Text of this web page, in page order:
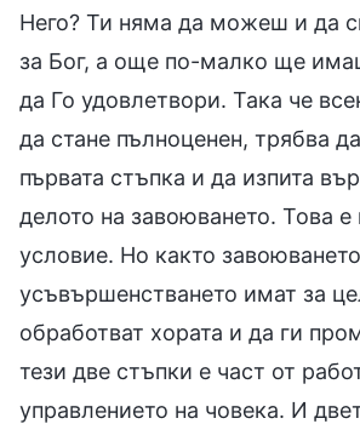
Него? Ти няма да можеш и да
за Бог, а още по-малко ще
да Го удовлетвори. Така че
да стане пълноценен, трябва
първата стъпка и да изпита
делото на завоюването. Това е
условие. Но както
усъвършенстването имат за
обработват хората и да ги
тези две стъпки е част от
управлението на човека. И